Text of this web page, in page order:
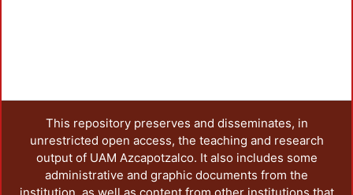
This repository preserves and disseminates, in
unrestricted open access, the teaching and research
output of UAM Azcapotzalco. It also includes some
administrative and graphic documents from the